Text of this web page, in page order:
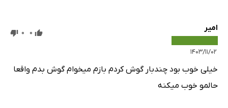
امیر
۱۴۰۳/۱۱/۰۲
0
0
خیلی خوب بود چندبار گوش کردم بازم میخوام گوش بدم واقعا
حالمو خوب میکنه